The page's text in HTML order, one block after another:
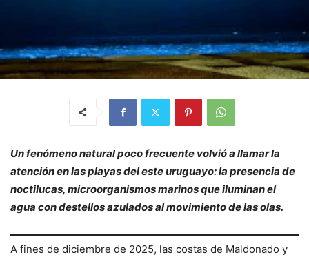
Un fenómeno natural poco frecuente volvió a llamar la
atención en las playas del este uruguayo: la presencia de
noctilucas, microorganismos marinos que iluminan el
agua con destellos azulados al movimiento de las olas.
A fines de diciembre de 2025, las costas de Maldonado y